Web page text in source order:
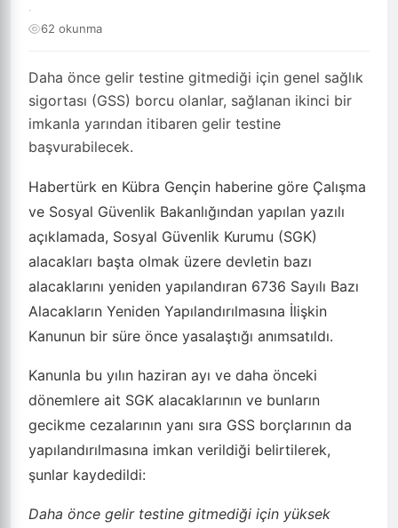
Daha önce gelir testine gitmediği için genel sağlık
sigortası (GSS) borcu olanlar, sağlanan ikinci bir
imkanla yarından itibaren gelir testine
başvurabilecek.
·
62 okunma
Habertürk en Kübra Gençin haberine göre Çalışma
ve Sosyal Güvenlik Bakanlığından yapılan yazılı
açıklamada, Sosyal Güvenlik Kurumu (SGK)
alacakları başta olmak üzere devletin bazı
alacaklarını yeniden yapılandıran 6736 Sayılı Bazı
Alacakların Yeniden Yapılandırılmasına İlişkin
Kanunun bir süre önce yasalaştığı anımsatıldı.
Kanunla bu yılın haziran ayı ve daha önceki
dönemlere ait SGK alacaklarının ve bunların
gecikme cezalarının yanı sıra GSS borçlarının da
yapılandırılmasına imkan verildiği belirtilerek,
şunlar kaydedildi:
Daha önce gelir testine gitmediği için yüksek